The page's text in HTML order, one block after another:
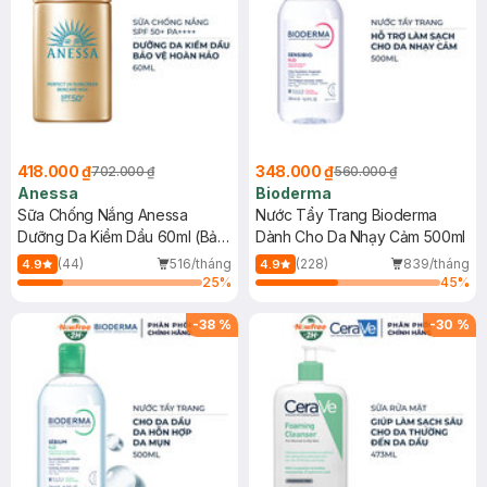
418.000 ₫702.000 ₫
Anessa
Sữa Chống Nắng Anessa
Dưỡng Da Kiềm Dầu 60ml (Bản
Mới)
4.9 (44)
516/tháng
25%
348.000 ₫560.000 ₫
Bioderma
Nước Tẩy Trang Bioderma
Dành Cho Da Nhạy Cảm 500ml
4.9 (228)
839/tháng
45%
-38 % -30 %